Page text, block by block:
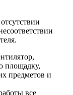
площадку,
предметов и
все